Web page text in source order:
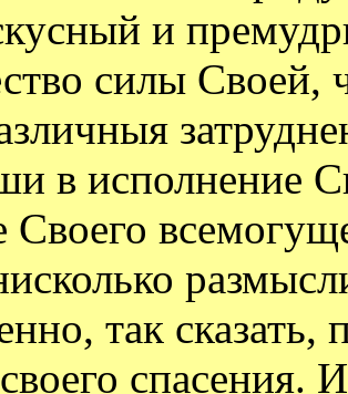
и
силы Своей,
в исполнение
Своего
так сказать,
спасения.